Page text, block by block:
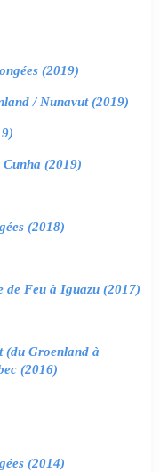
(2019)
/ Nunavut (2019)
(2019)
(2018)
Feu à Iguazu (2017)
(du Groenland à
(2016)
(2014)